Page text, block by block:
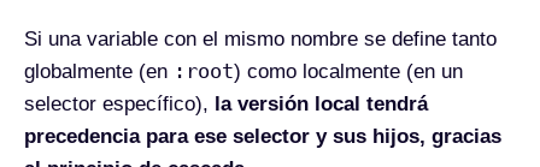
Si una variable con el mismo nombre se define tanto
globalmente (en :root) como localmente (en un
selector específico), la versión local tendrá
precedencia para ese selector y sus hijos, gracias